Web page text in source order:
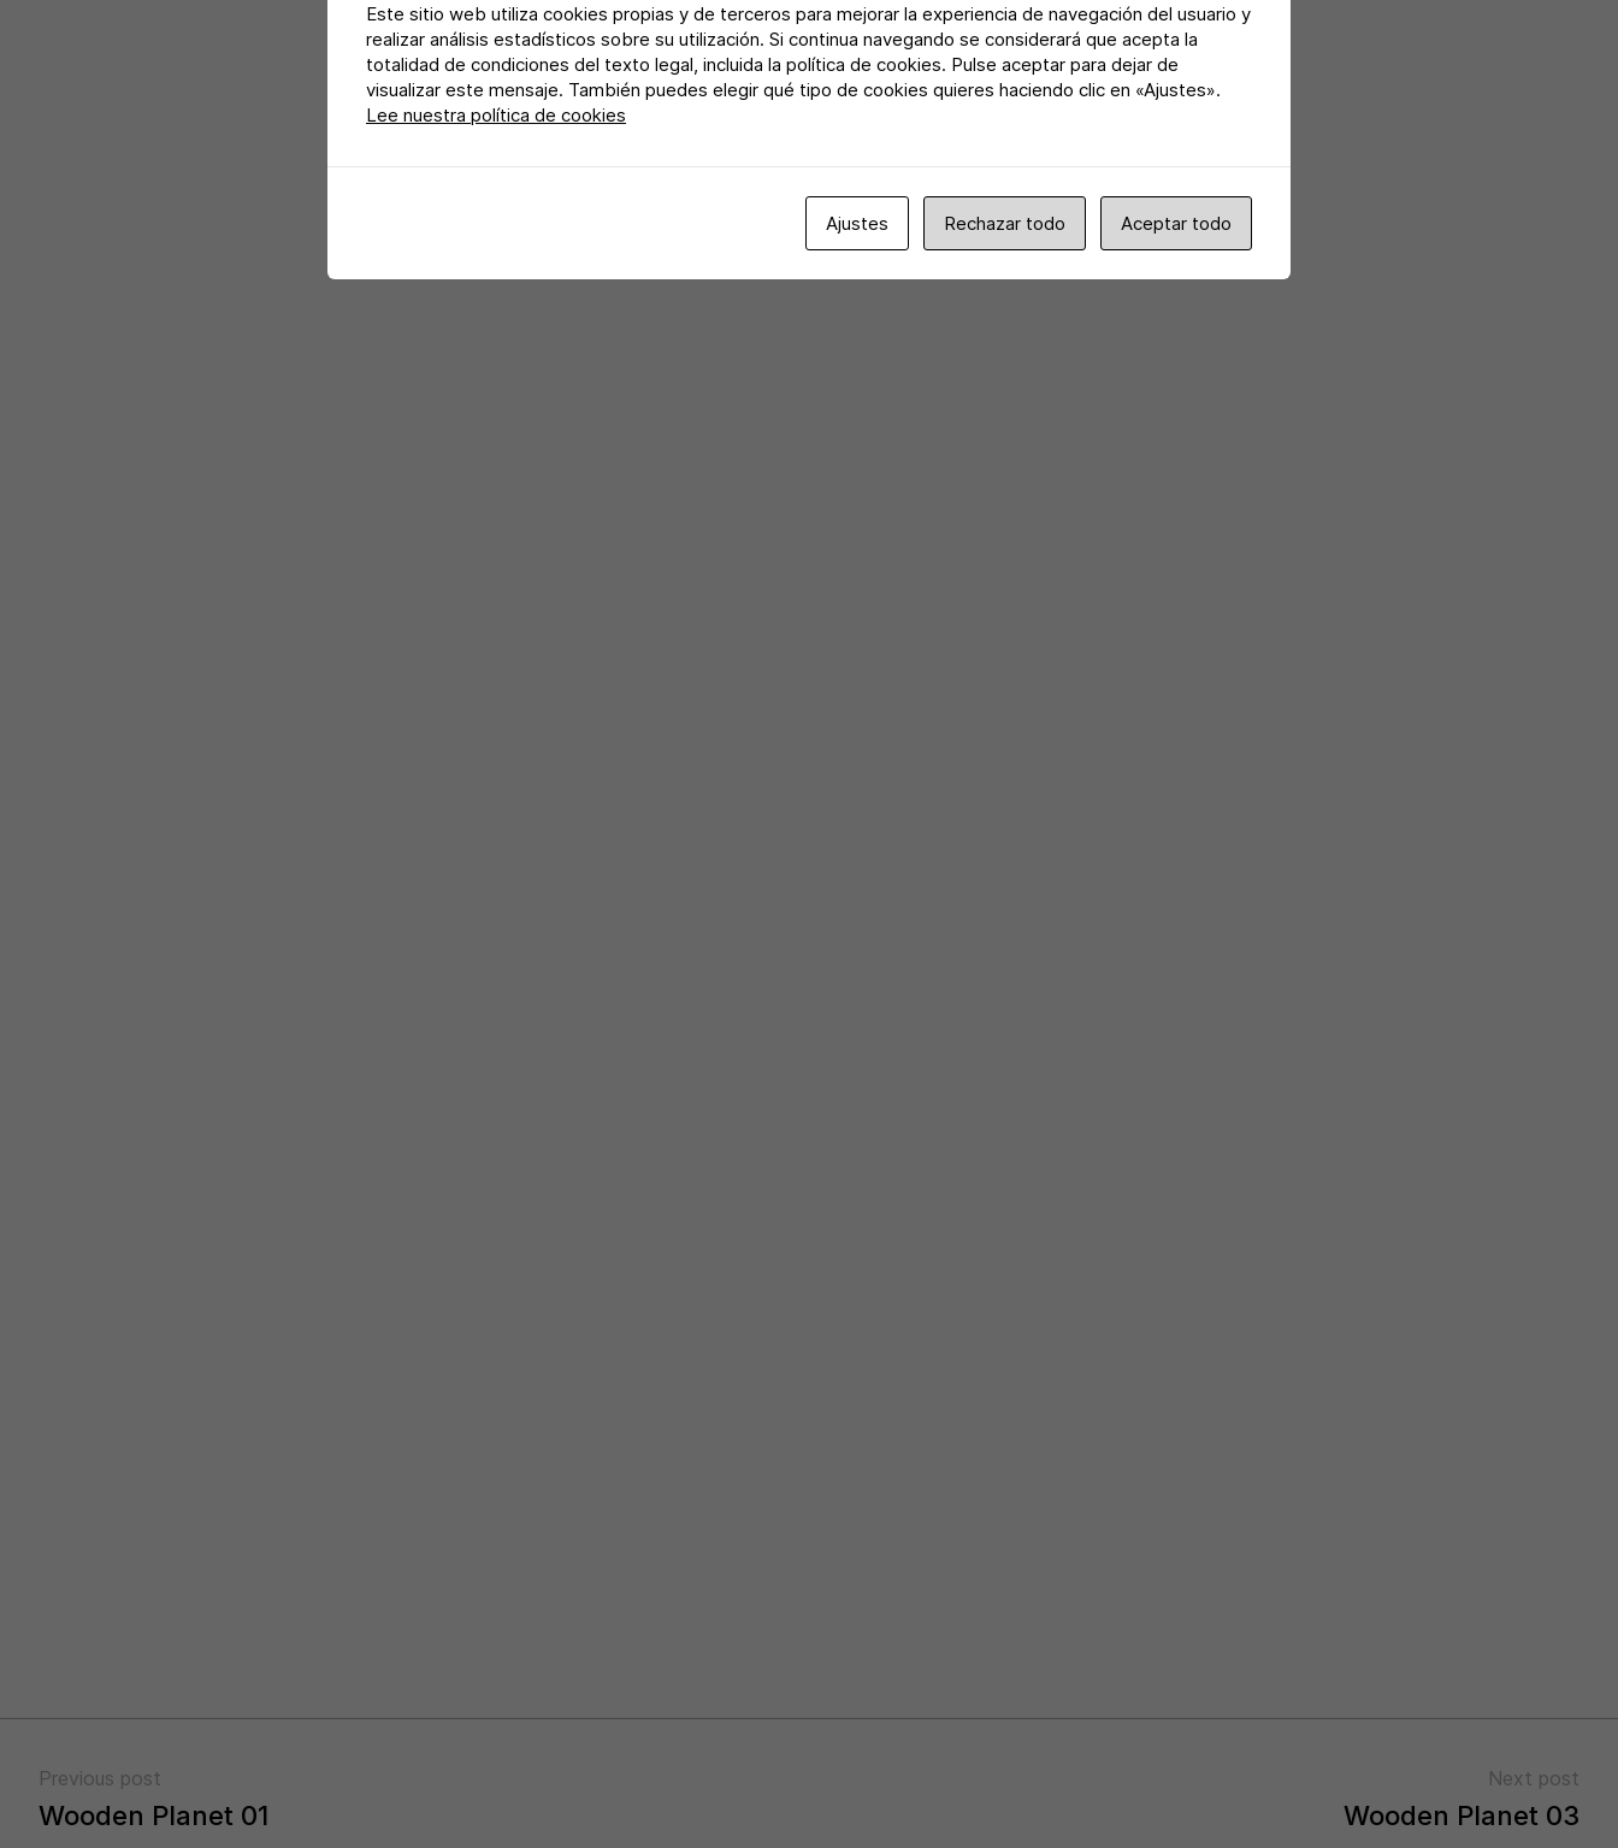
Previous post
Wooden Planet 01
Next post
Wooden Planet 03
Este sitio web utiliza cookies propias y de terceros para mejorar la experiencia de navegación del usuario y
realizar análisis estadísticos sobre su utilización. Si continua navegando se considerará que acepta la
totalidad de condiciones del texto legal, incluida la política de cookies. Pulse aceptar para dejar de
visualizar este mensaje. También puedes elegir qué tipo de cookies quieres haciendo clic en «Ajustes».
Lee nuestra política de cookies
Ajustes Rechazar todo Aceptar todo